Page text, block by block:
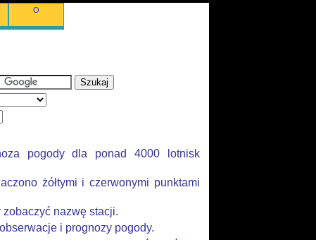
O
pogody dla ponad 4000 lotnisk
żółtymi i czerwonymi punktami
nazwę stacji.
i prognozy pogody.